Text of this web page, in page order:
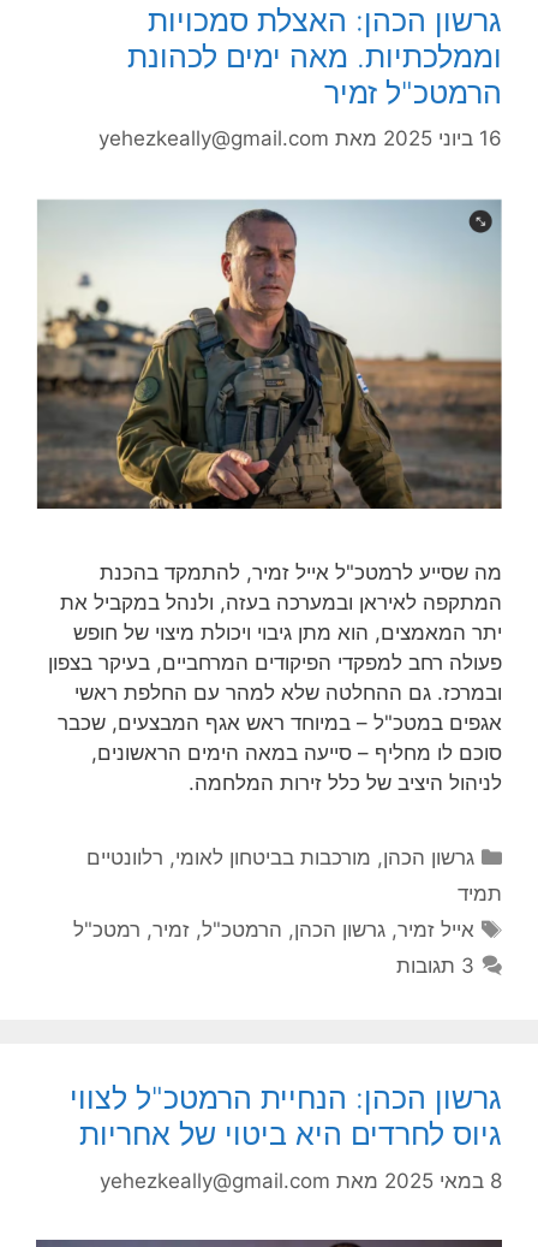
גרשון הכהן: האצלת סמכויות
וממלכתיות. מאה ימים לכהונת
הרמטכ"ל זמיר
16 ביוני 2025 מאת yehezkeally@gmail.com
מה שסייע לרמטכ"ל אייל זמיר, להתמקד בהכנת
המתקפה לאיראן ובמערכה בעזה, ולנהל במקביל את
יתר המאמצים, הוא מתן גיבוי ויכולת מיצוי של חופש
פעולה רחב למפקדי הפיקודים המרחביים, בעיקר בצפון
ובמרכז. גם ההחלטה שלא למהר עם החלפת ראשי
אגפים במטכ"ל – במיוחד ראש אגף המבצעים, שכבר
סוכם לו מחליף – סייעה במאה הימים הראשונים,
לניהול היציב של כלל זירות המלחמה.
קטגוריות
גרשון הכהן, מורכבות בביטחון לאומי, רלוונטיים
תמיד
תגיות
אייל זמיר,גרשון הכהן, הרמטכ"ל,זמיר, רמטכ"ל
3 תגובות
גרשון הכהן: הנחיית הרמטכ"ל לצווי
גיוס לחרדים היא ביטוי של אחריות
8 במאי 2025 מאת yehezkeally@gmail.com